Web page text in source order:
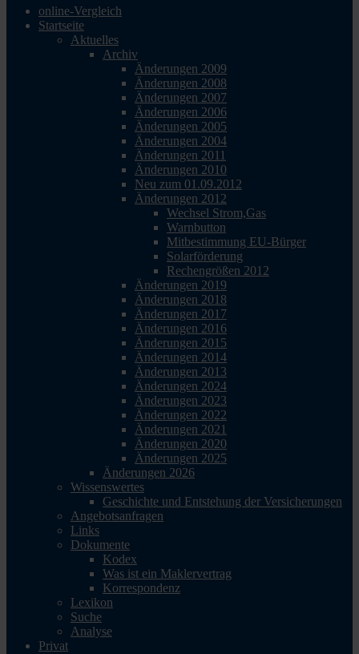
online-Vergleich
Startseite
Aktuelles
Archiv
Änderungen 2009
Änderungen 2008
Änderungen 2007
Änderungen 2006
Änderungen 2005
Änderungen 2004
Änderungen 2011
Änderungen 2010
Neu zum 01.09.2012
Änderungen 2012
Wechsel Strom,Gas
Warnbutton
Mitbestimmung EU-Bürger
Solarförderung
Rechengrößen 2012
Änderungen 2019
Änderungen 2018
Änderungen 2017
Änderungen 2016
Änderungen 2015
Änderungen 2014
Änderungen 2013
Änderungen 2024
Änderungen 2023
Änderungen 2022
Änderungen 2021
Änderungen 2020
Änderungen 2025
Änderungen 2026
Wissenswertes
Geschichte und Entstehung der Versicherungen
Angebotsanfragen
Links
Dokumente
Kodex
Was ist ein Maklervertrag
Korrespondenz
Lexikon
Suche
Analyse
Privat